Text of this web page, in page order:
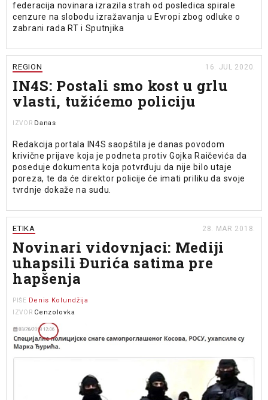
federacija novinara izrazila strah od posledica spirale
cenzure na slobodu izražavanja u Evropi zbog odluke o
zabrani rada RT i Sputnjika
REGION 16. JUL 2020.
IN4S: Postali smo kost u grlu
vlasti, tužićemo policiju
IZVOR Danas
Redakcija portala IN4S saopštila je danas povodom
krivične prijave koja je podneta protiv Gojka Raičevića da
poseduje dokumenta koja potvrđuju da nije bilo utaje
poreza, te da će direktor policije će imati priliku da svoje
tvrdnje dokaže na sudu.
ETIKA 28. MAR 2018.
Novinari vidovnjaci: Mediji
uhapsili Đurića satima pre
hapšenja
PIŠE Denis Kolundžija
IZVOR Cenzolovka